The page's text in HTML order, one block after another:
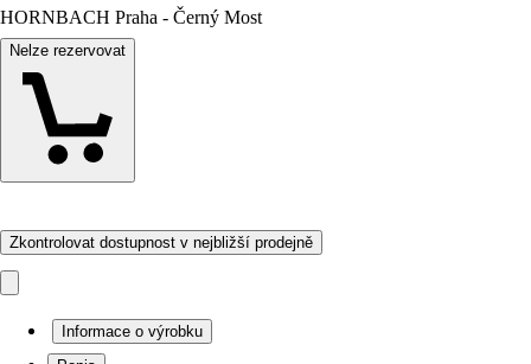
HORNBACH Praha - Černý Most
Nelze rezervovat
Zkontrolovat dostupnost v nejbližší prodejně
Informace o výrobku